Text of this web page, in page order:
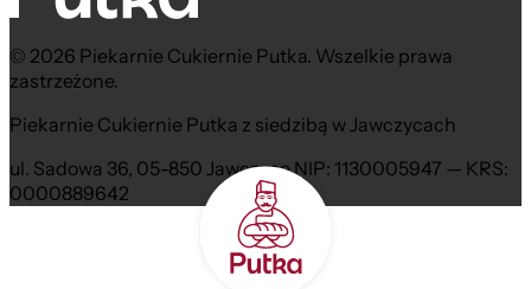
© 2026 Piekarnie Cukiernie Putka. Wszelkie prawa
zastrzeżone.
Piekarnie Cukiernie Putka z siedzibą w Jawczycach
ul. Sadowa 36, 05-850 Jawczyce NIP: 1130005947 — KRS:
0000889642